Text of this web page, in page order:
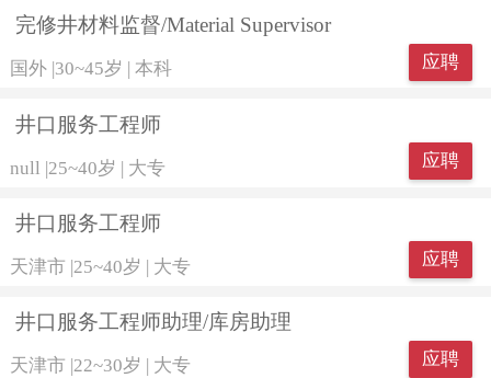
完修井材料监督/Material Supervisor
国外| 30~45岁 本科 应聘
井口服务工程师
null |25~40岁 | 大专 应聘
井口服务工程师
天津市 |25~40岁 | 大专 应聘
井口服务工程师助理/库房助理
天津市 22~30岁 大专 应聘